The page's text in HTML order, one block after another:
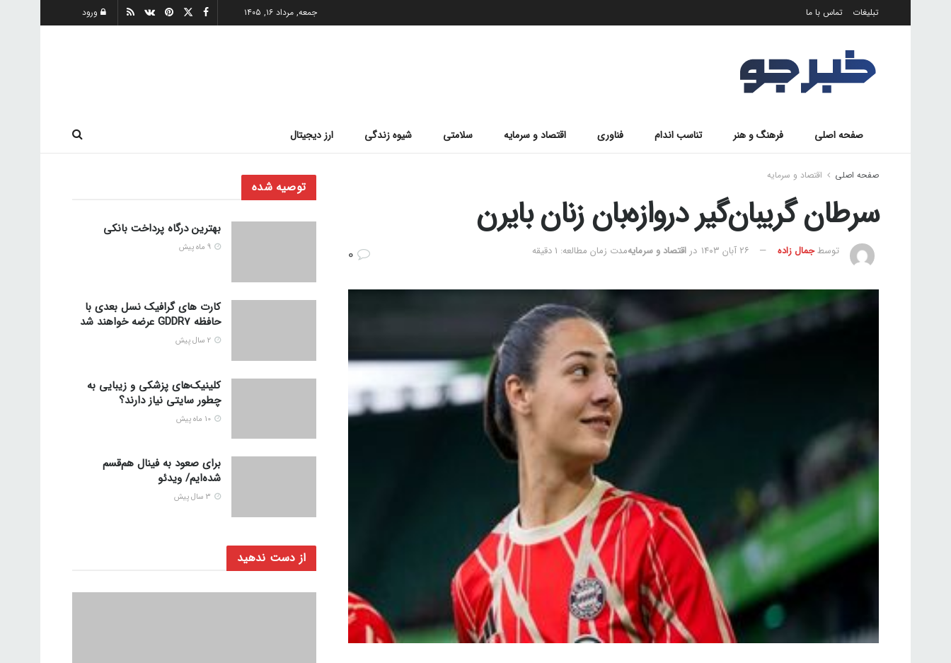
تبلیغات تماس با ما جمعه, مرداد ۱۶, ۱۴۰۵ ورود
صفحه اصلی فرهنگ و هنر تناسب اندام فناوری اقتصاد و سرمایه سلامتی شیوه زندگی ارز دیجیتال
صفحه اصلی اقتصاد و سرمایه
سرطان گریبان‌گیر دروازه‌بان زنان بایرن
توسطجمال زاده ۲۶ آبان ۱۴۰۳ در اقتصاد و سرمایهمدت زمان مطالعه: 1 دقیقه
توصیه شده
بهترین درگاه پرداخت بانکی
کارت های گرافیک نسل بعدی با
حافظه GDDR7 عرضه خواهند شد
کلینیک‌های پزشکی و زیبایی به
چطور سایتی نیاز دارند؟
برای صعود به فینال هم‌قسم
شده‌ایم/ ویدئو
از دست ندهید